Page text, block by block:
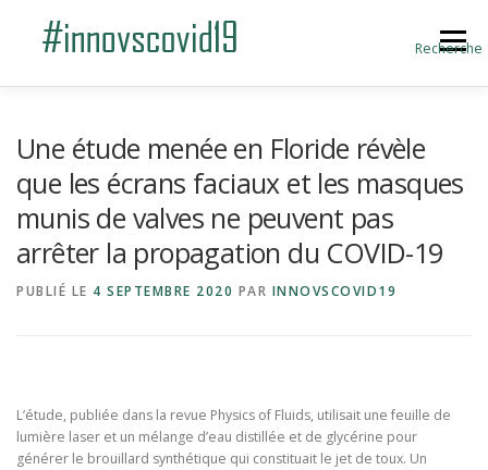
Recherche
Menu
SOUMETTRE UNE INNOVATION
Une étude menée en Floride révèle
que les écrans faciaux et les masques
munis de valves ne peuvent pas
arrêter la propagation du COVID-19
PUBLIÉ LE 4 SEPTEMBRE 2020 PAR INNOVSCOVID19
L’étude, publiée dans la revue Physics of Fluids, utilisait une feuille de
lumière laser et un mélange d’eau distillée et de glycérine pour
générer le brouillard synthétique qui constituait le jet de toux. Un